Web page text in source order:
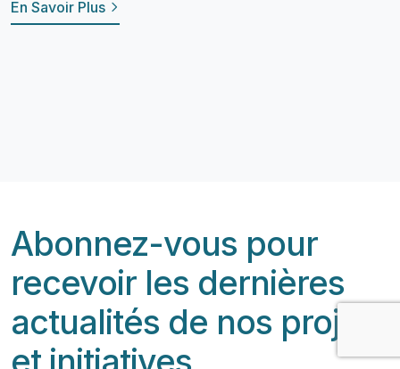
En Savoir Plus
Abonnez-vous pour
recevoir les dernières
actualités de nos projets